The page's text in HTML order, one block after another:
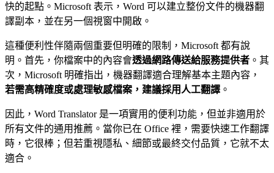
快的起點。Microsoft 表示，Word 可以建立整份文件的機器翻
譯副本，並在另一個視窗中開啟。
這種便利性伴隨兩個重要但明確的限制，Microsoft 都有說
明。首先，你檔案中的內容會透過網路傳送給服務提供者 。其
次，Microsoft 明確指出，機器翻譯適合理解基本主題內容，
若需高精確度或處理敏感檔案，建議採用人工翻譯 。
因此，Word Translator 是一項實用的便利功能，但並非適用於
所有文件的通用推薦。當你已在 Office 裡，需要快速工作翻譯
時，它很棒；但若重視隱私、細節或最終交付品質，它就不太
適合。